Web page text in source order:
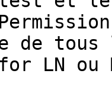
de tous
LN